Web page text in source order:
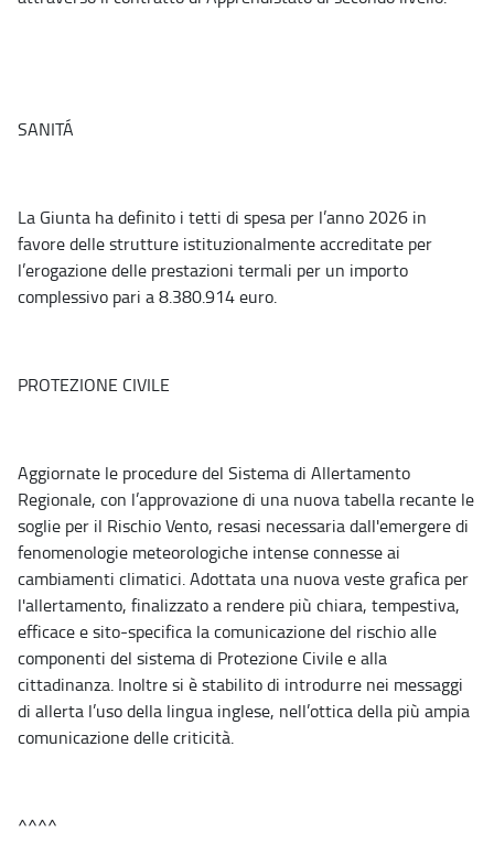
SANITÁ
La Giunta ha definito i tetti di spesa per l’anno 2026 in
favore delle strutture istituzionalmente accreditate per
l’erogazione delle prestazioni termali per un importo
complessivo pari a 8.380.914 euro.
PROTEZIONE CIVILE
Aggiornate le procedure del Sistema di Allertamento
Regionale, con l’approvazione di una nuova tabella recante le
soglie per il Rischio Vento, resasi necessaria dall'emergere di
fenomenologie meteorologiche intense connesse ai
cambiamenti climatici. Adottata una nuova veste grafica per
l'allertamento, finalizzato a rendere più chiara, tempestiva,
efficace e sito-specifica la comunicazione del rischio alle
componenti del sistema di Protezione Civile e alla
cittadinanza. Inoltre si è stabilito di introdurre nei messaggi
di allerta l’uso della lingua inglese, nell’ottica della più ampia
comunicazione delle criticità.
^^^^